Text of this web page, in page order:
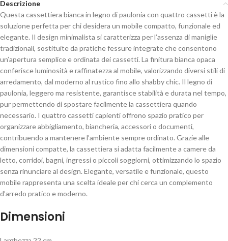
Descrizione
Questa cassettiera bianca in legno di paulonia con quattro cassetti è la
soluzione perfetta per chi desidera un mobile compatto, funzionale ed
elegante. Il design minimalista si caratterizza per l’assenza di maniglie
tradizionali, sostituite da pratiche fessure integrate che consentono
un’apertura semplice e ordinata dei cassetti. La finitura bianca opaca
conferisce luminosità e raffinatezza al mobile, valorizzando diversi stili di
arredamento, dal moderno al rustico fino allo shabby chic. Il legno di
paulonia, leggero ma resistente, garantisce stabilità e durata nel tempo,
pur permettendo di spostare facilmente la cassettiera quando
necessario. I quattro cassetti capienti offrono spazio pratico per
organizzare abbigliamento, biancheria, accessori o documenti,
contribuendo a mantenere l’ambiente sempre ordinato. Grazie alle
dimensioni compatte, la cassettiera si adatta facilmente a camere da
letto, corridoi, bagni, ingressi o piccoli soggiorni, ottimizzando lo spazio
senza rinunciare al design. Elegante, versatile e funzionale, questo
mobile rappresenta una scelta ideale per chi cerca un complemento
d’arredo pratico e moderno.
Dimensioni